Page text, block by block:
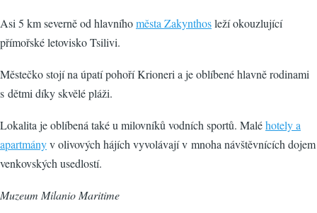
Asi 5 km severně od hlavníhoměsta Zakynthosleží okouzlující
přímořské letovisko Tsilivi.
Městečko stojí na úpatí pohoří Krioneri a je oblíbené hlavně rodinami
s dětmi díky skvělé pláži.
Lokalita je oblíbená také u milovníků vodních sportů. Maléhotely a
apartmányv olivových hájích vyvolávají v mnoha návštěvnících dojem
venkovských usedlostí.
Muzeum Milanio Maritime